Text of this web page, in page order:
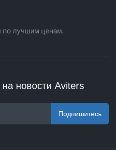
по лучшим ценам.
новости Aviters
Подпишитесь